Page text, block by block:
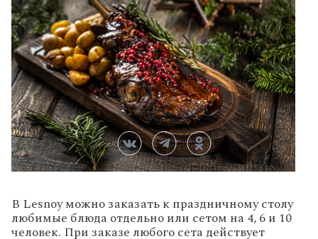
В Lesnoy можно заказать к праздничному столу
любимые блюда отдельно или сетом на 4, 6 и 10
человек. При заказе любого сета действует